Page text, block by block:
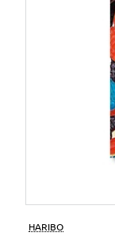
HARIBO